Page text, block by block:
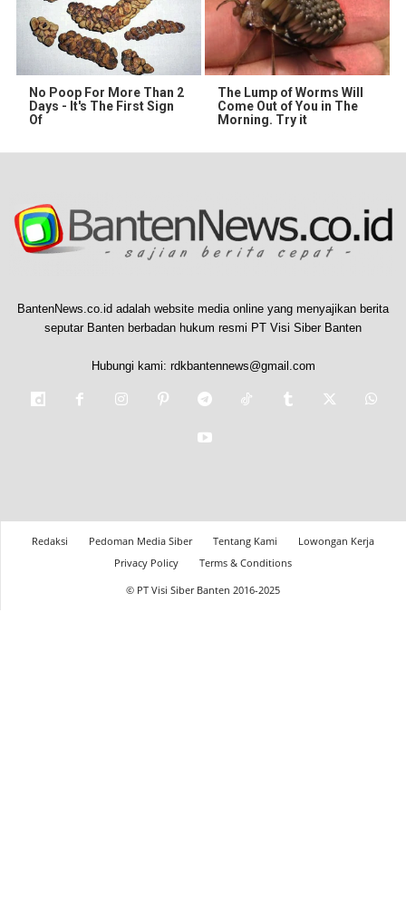
No Poop For More Than 2
Days - It's The First Sign
Of
The Lump of Worms Will
Come Out of You in The
Morning. Try it
BantenNews.co.id adalah website media online yang menyajikan berita
seputar Banten berbadan hukum resmi PT Visi Siber Banten
Hubungi kami: rdkbantennews@gmail.com
Redaksi Pedoman Media Siber Tentang Kami
Lowongan Kerja
Privacy Policy
Terms & Conditions
© PT Visi Siber Banten 2016-2025